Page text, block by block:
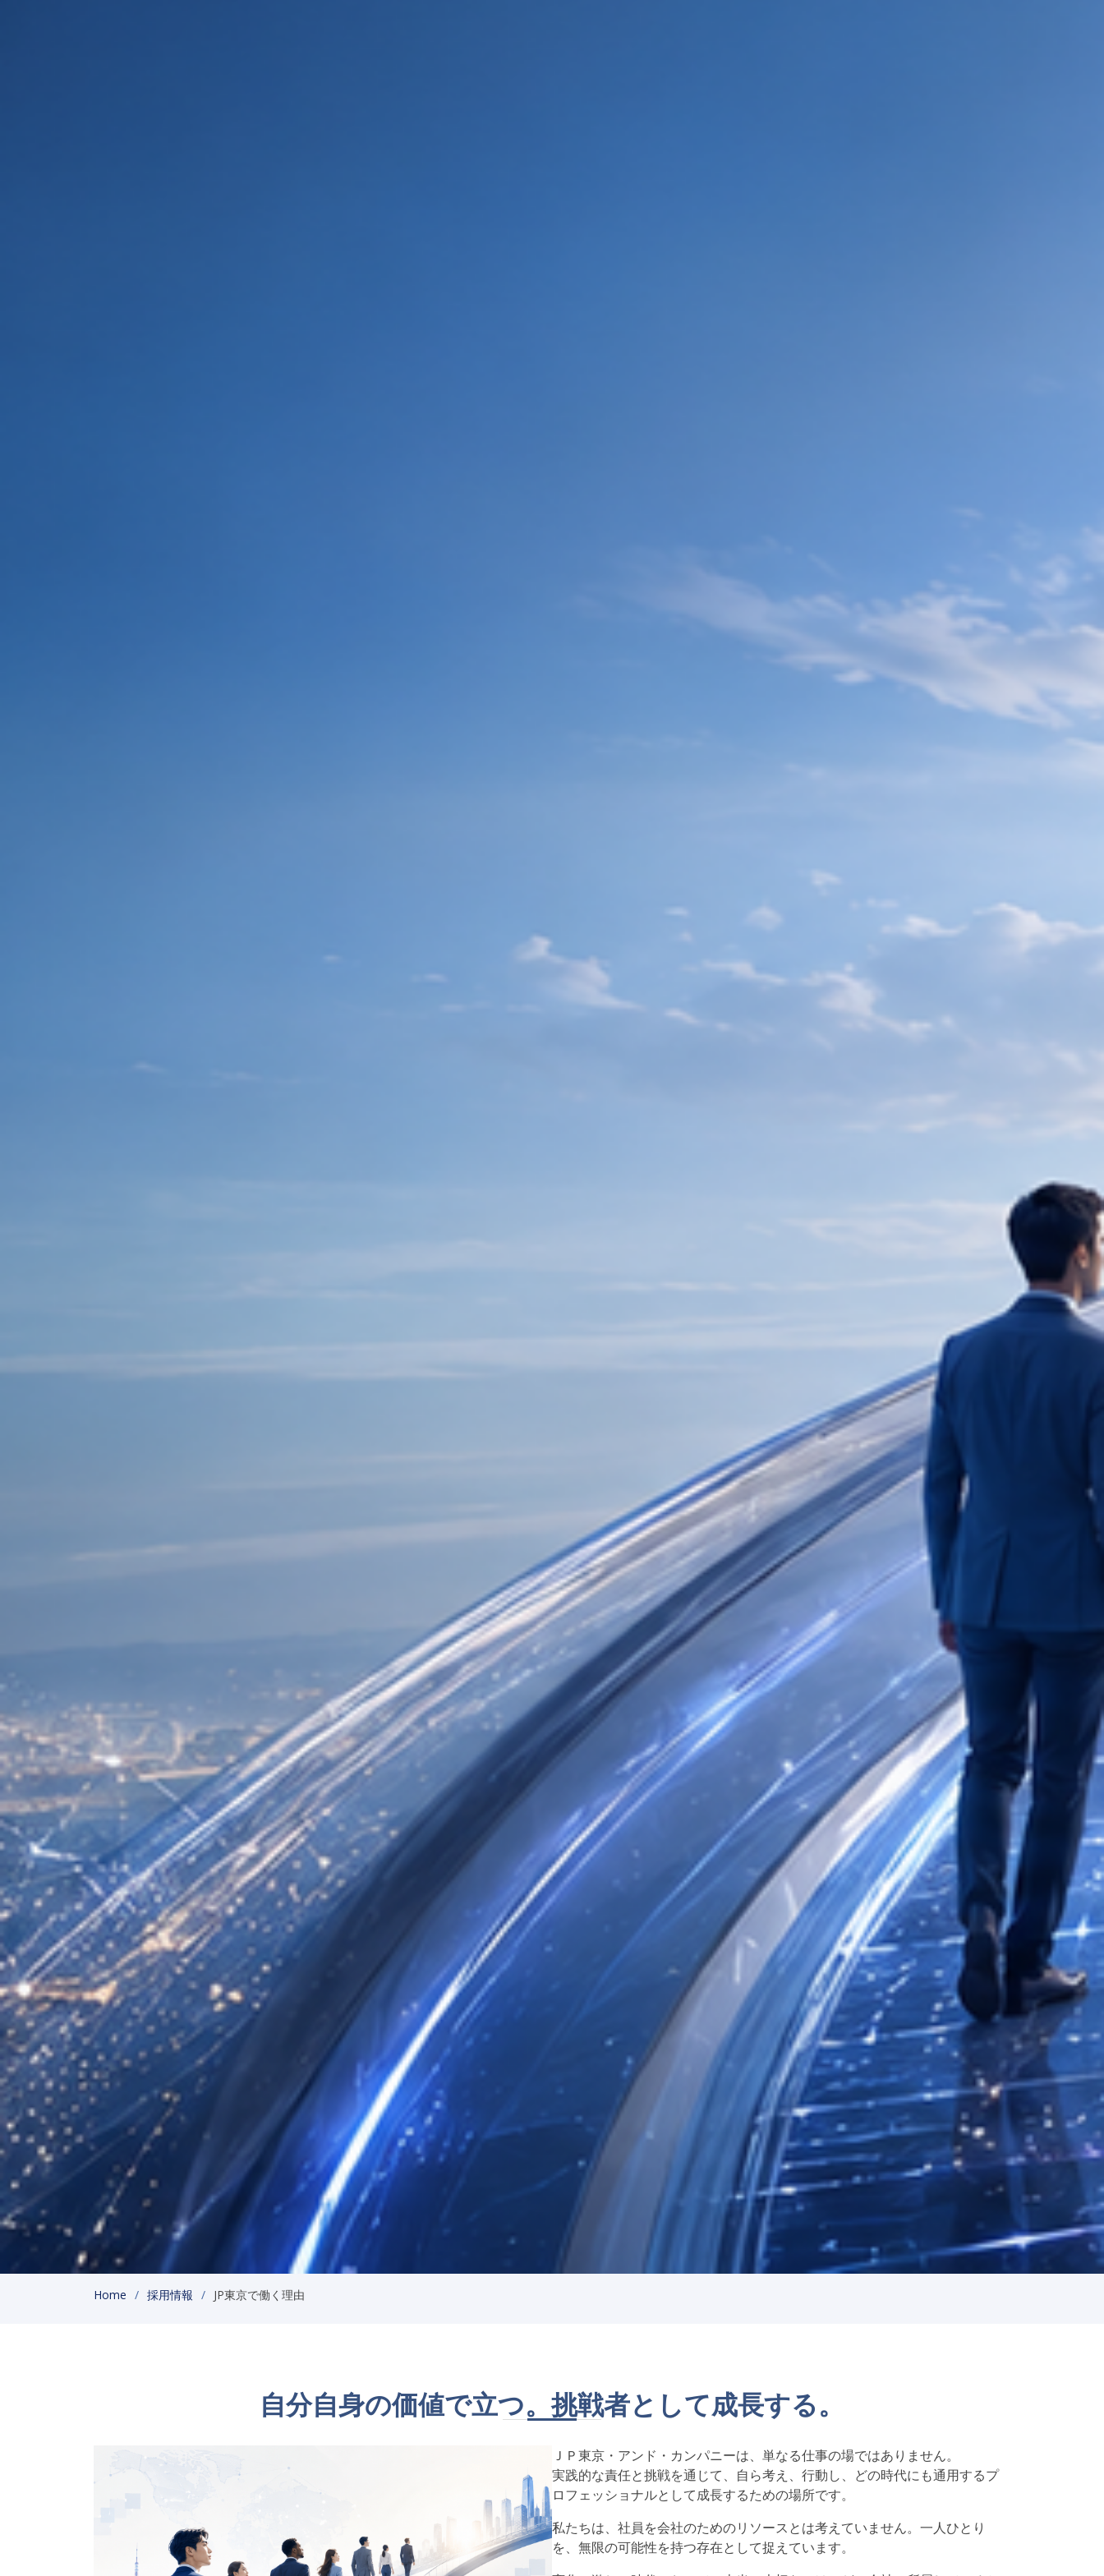
Home 採用情報 JP東京で働く理由
自分自身の価値で立つ。挑戦者として成長する。
ＪＰ東京・アンド・カンパニーは、単なる仕事の場ではありません。
実践的な責任と挑戦を通じて、自ら考え、行動し、どの時代にも通用するプ
ロフェッショナルとして成長するための場所です。
私たちは、社員を会社のためのリソースとは考えていません。一人ひとり
を、無限の可能性を持つ存在として捉えています。